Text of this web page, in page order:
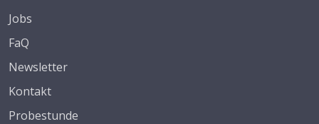
Jobs
FaQ
Newsletter
Kontakt
Probestunde